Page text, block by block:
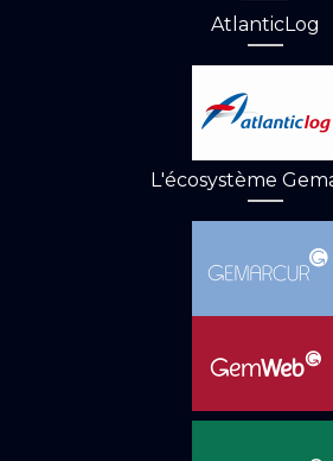
AtlanticLog
L'écosystème